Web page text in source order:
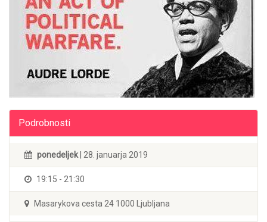
Podrobnosti
ponedeljek | 28. januarja 2019
19:15 - 21:30
Masarykova cesta 24 1000 Ljubljana